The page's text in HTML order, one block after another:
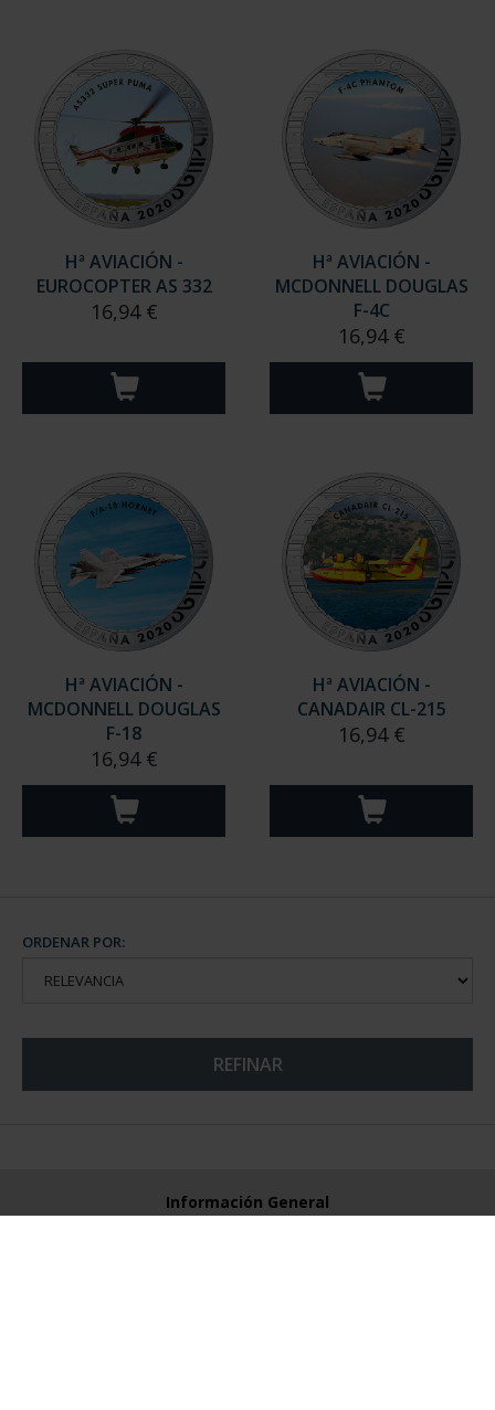
Hª AVIACIÓN -
EUROCOPTER AS 332
16,94 €
Hª AVIACIÓN -
MCDONNELL DOUGLAS
F-4C
16,94 €
Hª AVIACIÓN -
MCDONNELL DOUGLAS
F-18
16,94 €
Hª AVIACIÓN -
CANADAIR CL-215
16,94 €
ORDENAR POR:
REFINAR
Información General